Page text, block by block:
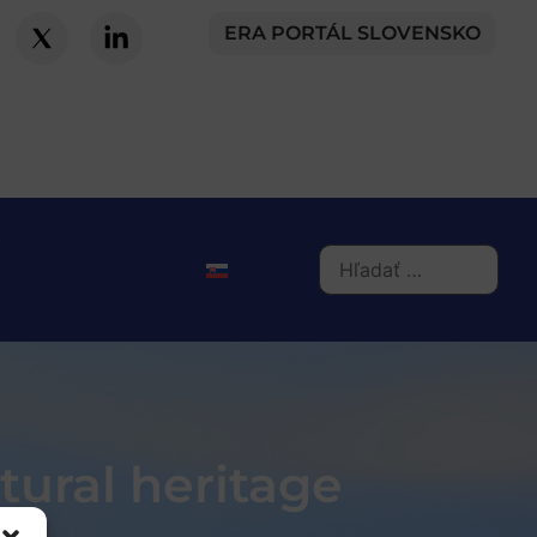
ERA PORTÁL SLOVENSKO
heritage